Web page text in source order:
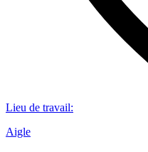
Lieu de travail:
Aigle